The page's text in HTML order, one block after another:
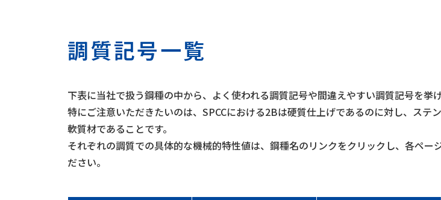
調質記号一覧
下表に当社で扱う鋼種の中から、よく使われる調質記号や間違えやすい調質記号を挙げ
特にご注意いただきたいのは、SPCCにおける2Bは硬質仕上げであるのに対し、ステ
軟質材であることです。
それぞれの調質での具体的な機械的特性値は、鋼種名のリンクをクリックし、各ペー
ださい。